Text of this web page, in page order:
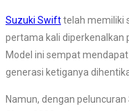
Suzuki Swifttelah memiliki
pertama kali diperkenalkan
Model ini sempat
generasi ketiganya
Namun, dengan